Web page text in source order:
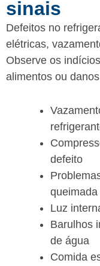
sinais
Defeitos no
elétricas,
Observe os
alimentos ou
defeito
queimada
Luz
Barulhos
de água
Comida